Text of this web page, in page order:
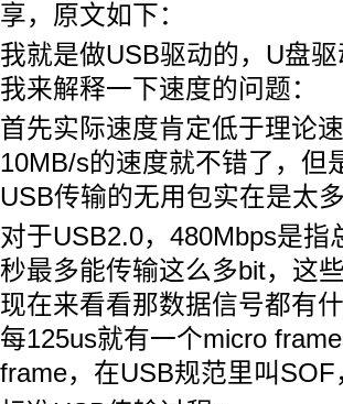
享，原文如下：
我就是做USB驱动的，U盘
我来解释一下速度的问题：
首先实际速度肯定低于理论
10MB/s的速度就不错了，但
USB传输的无用包实在是太多
对于USB2.0，480Mbps是
秒最多能传输这么多bit，这
现在来看看那数据信号都有什
每125us就有一个micro
frame，在USB规范里叫